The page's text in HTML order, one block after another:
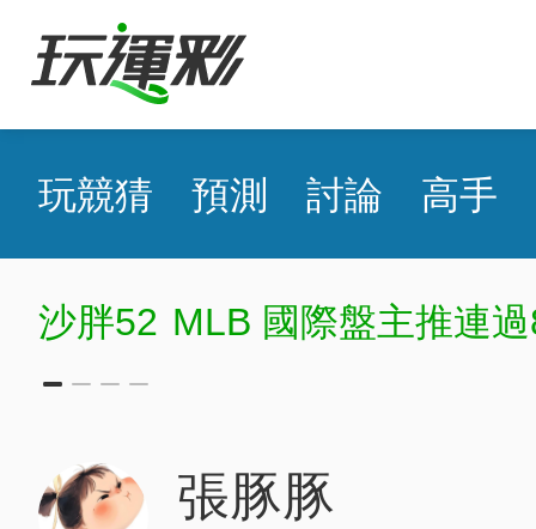
玩競猜 預測 討論 高手
沙胖52 MLB 國際盤主推連
張豚豚